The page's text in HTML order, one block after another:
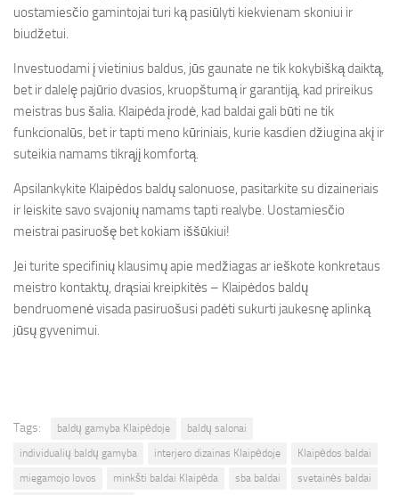
uostamiesčio gamintojai turi ką pasiūlyti kiekvienam skoniui ir
biudžetui.
Investuodami į vietinius baldus, jūs gaunate ne tik kokybišką daiktą,
bet ir dalelę pajūrio dvasios, kruopštumą ir garantiją, kad prireikus
meistras bus šalia. Klaipėda įrodė, kad baldai gali būti ne tik
funkcionalūs, bet ir tapti meno kūriniais, kurie kasdien džiugina akį ir
suteikia namams tikrąjį komfortą.
Apsilankykite Klaipėdos baldų salonuose, pasitarkite su dizaineriais
ir leiskite savo svajonių namams tapti realybe. Uostamiesčio
meistrai pasiruošę bet kokiam iššūkiui!
Jei turite specifinių klausimų apie medžiagas ar ieškote konkretaus
meistro kontaktų, drąsiai kreipkitės – Klaipėdos baldų
bendruomenė visada pasiruošusi padėti sukurti jaukesnę aplinką
jūsų gyvenimui.
Tags: baldų gamyba Klaipėdoje
baldų salonai
individualių baldų gamyba
interjero dizainas Klaipėdoje
Klaipėdos baldai
miegamojo lovos
minkšti baldai Klaipėda sba baldai svetainės baldai